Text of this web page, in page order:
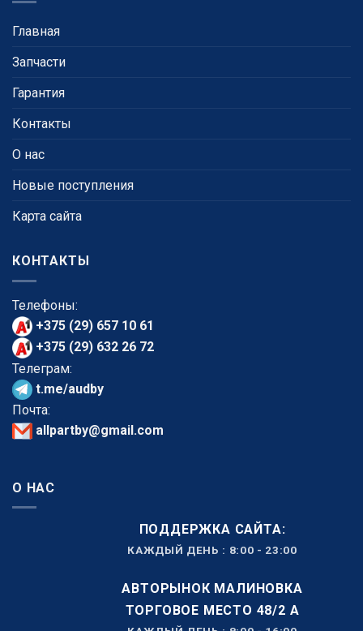
Главная
Запчасти
Гарантия
Контакты
О нас
Новые поступления
Карта сайта
КОНТАКТЫ
Телефоны:
+375 (29) 657 10 61
+375 (29) 632 26 72
Телеграм:
t.me/audby
Почта:
allpartby@gmail.com
О НАС
ПОДДЕРЖКА САЙТА:
КАЖДЫЙ ДЕНЬ : 8:00 - 23:00
АВТОРЫНОК МАЛИНОВКА
ТОРГОВОЕ МЕСТО 48/2 А